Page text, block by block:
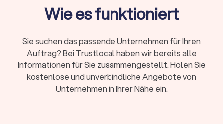
Steuerberaterkammer ist Pflicht, Fachberater-
Titel zeigen Spezialisierung
Vorteile – persönlicher Kontakt oder flexible
digitale Zusammenarbeit
Erstgespräch:Viele Kanzleien bieten 15-20
Minuten kostenlos an
Wie es funktioniert
Sie suchen das passende Unternehmen für Ihren
Auftrag? Bei Trustlocal haben wir bereits alle
Informationen für Sie zusammengestellt. Holen Sie
kostenlose und unverbindliche Angebote von
Unternehmen in Ihrer Nähe ein.